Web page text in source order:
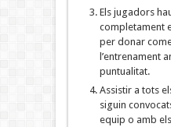
Els jugadors
completament
per donar
l’entrenament
puntualitat.
Assistir a tots
siguin
equip o amb